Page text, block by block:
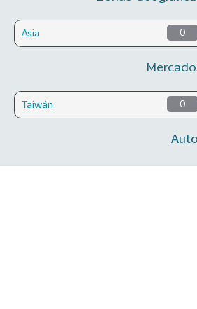
Asia 0
Taiwán 0